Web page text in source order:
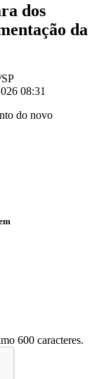
dos
da
08:31
600 caracteres.